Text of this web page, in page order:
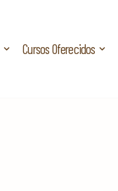
Cursos Oferecidos